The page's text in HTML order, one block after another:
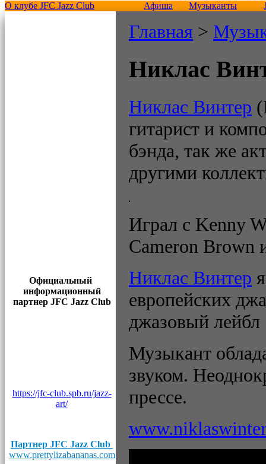
О клубе JFC Jazz Club Афиша Музыканты
Официальный
информационный
партнер JFC Jazz Club
https://jfc-club.spb.ru/jazz-
art/
Партнер JFC Jazz Club
www.prettylizabananas.com
Главная >
Никлас
Никлас Винтер
гитарист и
бэнда, так же
другими
Играл с Kenny
Cameron Brown
Никлас Винтер
европейских
джазовый
Музыкант
звуком.
прессе.